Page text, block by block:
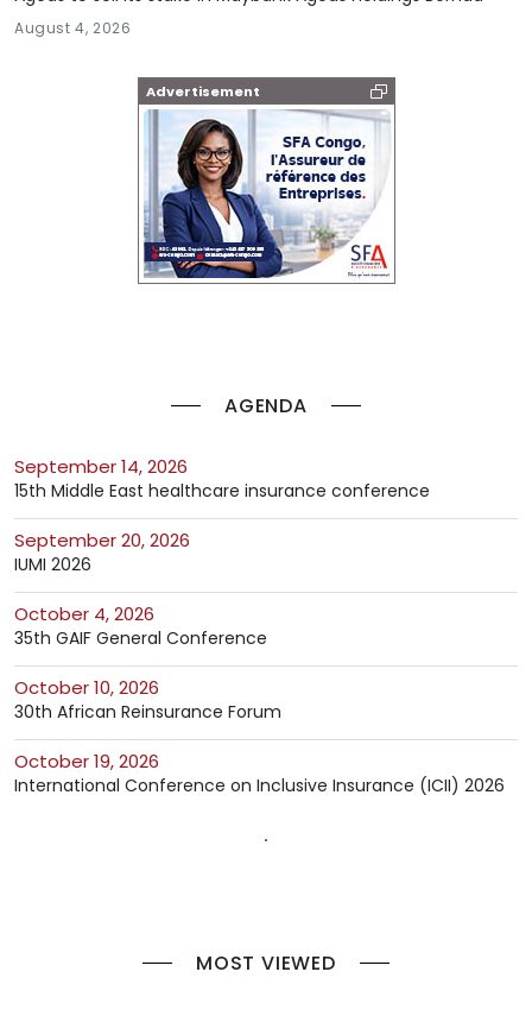
Advertisement
AGENDA
September 14, 2026
15th Middle East healthcare insurance conference
September 20, 2026
IUMI 2026
October 4, 2026
35th GAIF General Conference
October 10, 2026
30th African Reinsurance Forum
October 19, 2026
International Conference on Inclusive Insurance (ICII) 2026
MOST VIEWED
August 4, 2026